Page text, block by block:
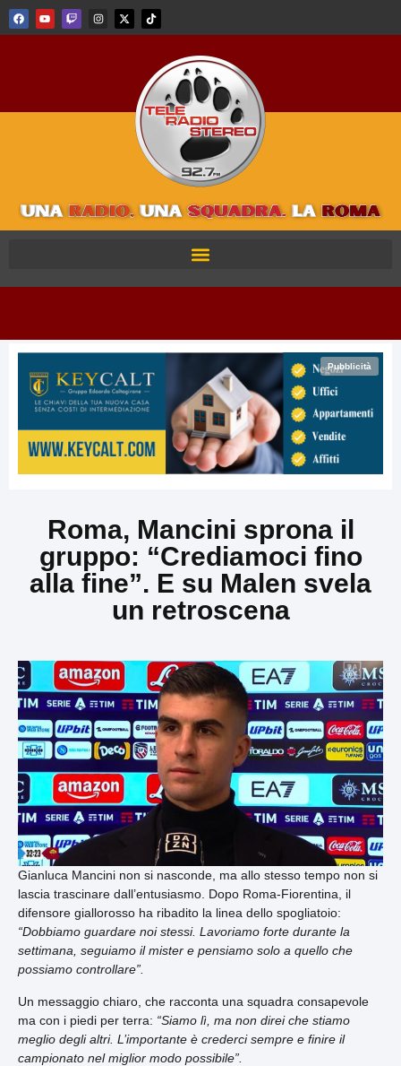
Pubblicità
Roma, Mancini sprona il
gruppo: “Crediamoci fino
alla fine”. E su Malen svela
un retroscena
Gianluca Mancini non si nasconde, ma allo stesso tempo non si
lascia trascinare dall’entusiasmo. Dopo Roma-Fiorentina, il
difensore giallorosso ha ribadito la linea dello spogliatoio:
“Dobbiamo guardare noi stessi. Lavoriamo forte durante la
settimana, seguiamo il mister e pensiamo solo a quello che
possiamo controllare”.
Un messaggio chiaro, che racconta una squadra consapevole
ma con i piedi per terra: “Siamo lì, ma non direi che stiamo
meglio degli altri. L’importante è crederci sempre e finire il
campionato nel miglior modo possibile”.